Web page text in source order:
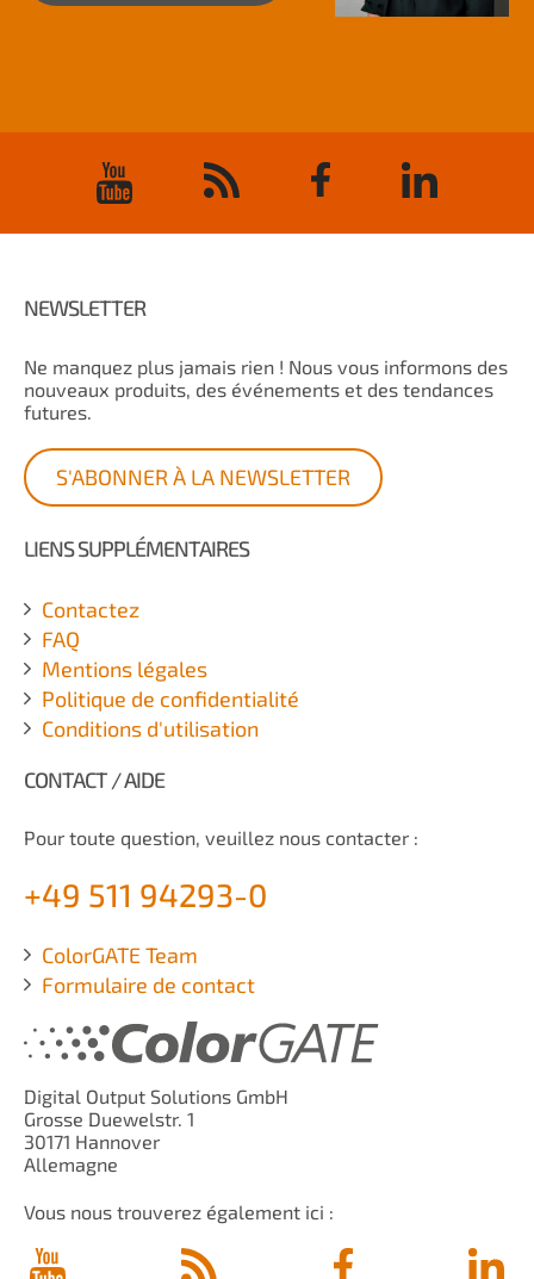
NEWSLETTER
Ne manquez plus jamais rien ! Nous vous informons des
nouveaux produits, des événements et des tendances
futures.
S'ABONNER À LA NEWSLETTER
LIENS SUPPLÉMENTAIRES
Contactez
FAQ
Mentions légales
Politique de confidentialité
Conditions d'utilisation
CONTACT / AIDE
Pour toute question, veuillez nous contacter :
+49 511 94293-0
ColorGATE Team
Formulaire de contact
Digital Output Solutions GmbH
Grosse Duewelstr. 1
30171 Hannover
Allemagne
Vous nous trouverez également ici :